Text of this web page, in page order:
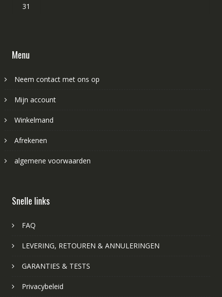
31
Menu
Neem contact met ons op
Mijn account
Winkelmand
Afrekenen
algemene voorwaarden
Snelle links
FAQ
LEVERING, RETOUREN & ANNULERINGEN
GARANTIES & TESTS
Privacybeleid